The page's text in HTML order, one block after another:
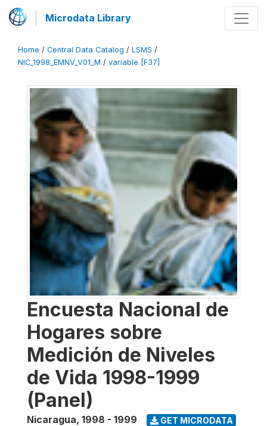
Microdata Library
Home / Central Data Catalog / LSMS /
NIC_1998_EMNV_V01_M / variable [F37]
Encuesta Nacional de
Hogares sobre
Medición de Niveles
de Vida 1998-1999
(Panel)
Nicaragua, 1998 - 1999 GET MICRODATA